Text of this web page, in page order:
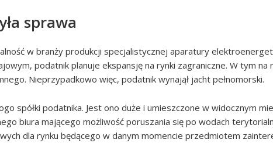
sprawa
w branży produkcji specjalistycznej aparatury
podatnik planuje ekspansję na rynki zagraniczne. W tym na
Nieprzypadkowo więc, podatnik wynajął jacht pełnomorski.
spółki podatnika. Jest ono duże i umieszczone w widocznym
biura mającego możliwość poruszania się po wodach
dla rynku będącego w danym momencie przedmiotem